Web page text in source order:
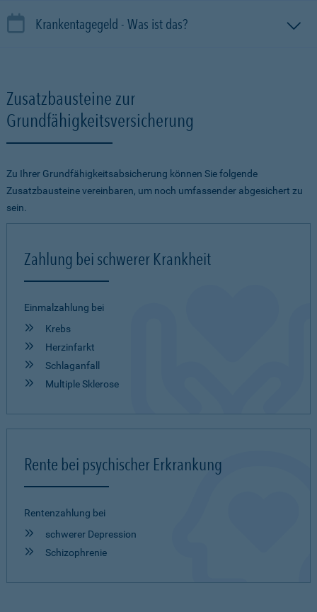
Krankentagegeld - Was ist das?
Zusatzbausteine zur
Grundfähigkeitsversicherung
Zu Ihrer Grundfähigkeitsabsicherung können Sie folgende
Zusatzbausteine vereinbaren, um noch umfassender abgesichert zu
sein.
Zahlung bei schwerer Krankheit
Einmalzahlung bei
Krebs
Herzinfarkt
Schlaganfall
Multiple Sklerose
Rente bei psychischer Erkrankung
Rentenzahlung bei
schwerer Depression
Schizophrenie